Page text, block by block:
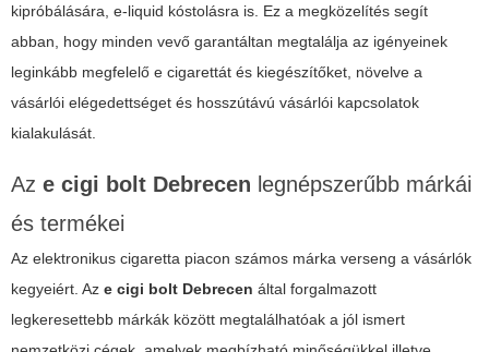
kipróbálására, e-liquid kóstolásra is. Ez a megközelítés segít
abban, hogy minden vevő garantáltan megtalálja az igényeinek
leginkább megfelelő e cigarettát és kiegészítőket, növelve a
vásárlói elégedettséget és hosszútávú vásárlói kapcsolatok
kialakulását.
Az e cigi bolt Debrecen legnépszerűbb márkái
és termékei
Az elektronikus cigaretta piacon számos márka verseng a vásárlók
kegyeiért. Az e cigi bolt Debrecen által forgalmazott
legkeresettebb márkák között megtalálhatóak a jól ismert